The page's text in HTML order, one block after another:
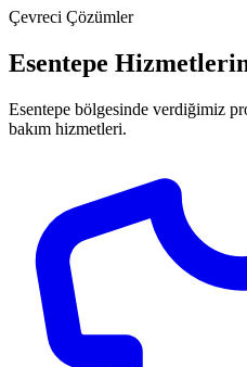
Çevreci Çözümler
Esentepe
Esentepe bölgesinde verdiğimiz
bakım hizmetleri.